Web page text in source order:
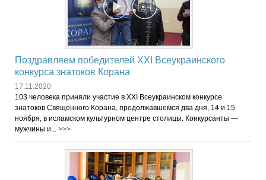
Поздравляем победителей XXI Всеукраинского
конкурса знатоков Корана
17.11.2020
103 человека приняли участие в XXI Всеукраинском конкурсе
знатоков Священного Корана, продолжавшемся два дня, 14 и 15
ноября, в исламском культурном центре столицы. Конкурсанты —
мужчины и... >>>